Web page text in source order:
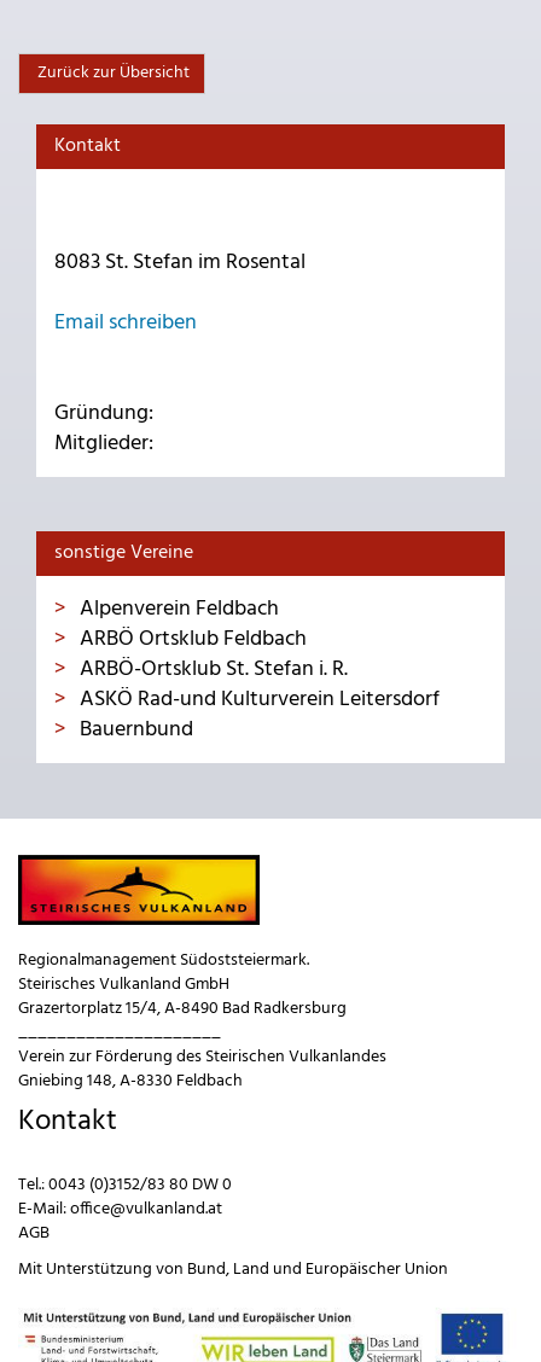
Zurück zur Übersicht
Kontakt
8083 St. Stefan im Rosental
Email schreiben
Gründung:
Mitglieder:
sonstige Vereine
Alpenverein Feldbach
ARBÖ Ortsklub Feldbach
ARBÖ-Ortsklub St. Stefan i. R.
ASKÖ Rad-und Kulturverein Leitersdorf
Bauernbund
Regionalmanagement Südoststeiermark.
Steirisches Vulkanland GmbH
Grazertorplatz 15/4, A-8490 Bad Radkersburg
_____________________
Verein zur Förderung des Steirischen Vulkanlandes
Gniebing 148, A-8330 Feldbach
Kontakt
Tel.:0043 (0)3152/83 80 DW 0
E-Mail:office@vulkanland.at
AGB
Mit Unterstützung von Bund,Land und Europäischer Union